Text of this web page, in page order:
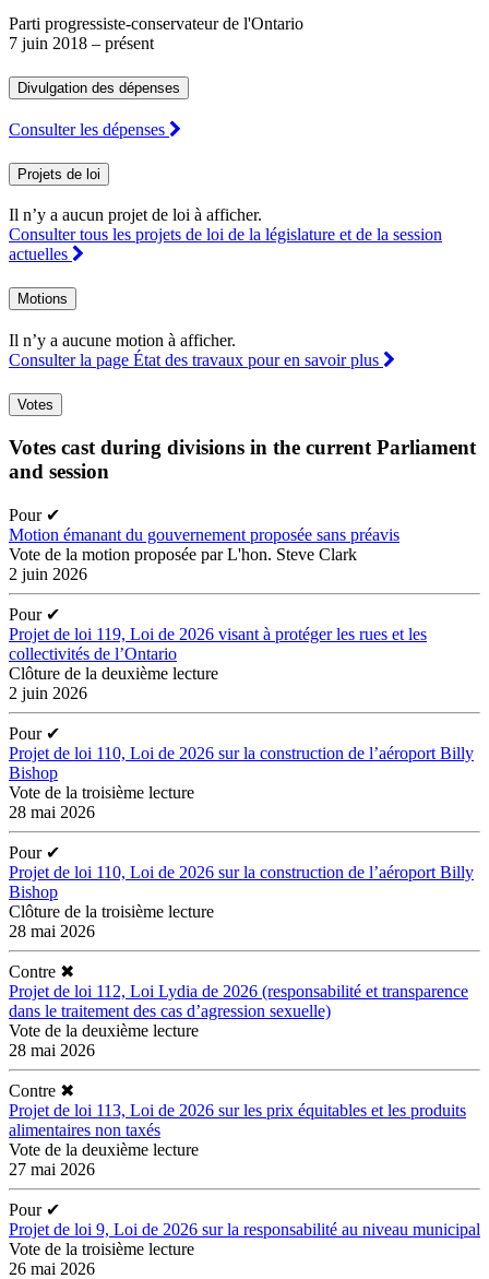
Parti progressiste-conservateur de l'Ontario
7 juin 2018 – présent
Divulgation des dépenses
Consulter les dépenses
Projets de loi
Il n’y a aucun projet de loi à afficher.
Consulter tous les projets de loi de la législature et de la session
actuelles
Motions
Il n’y a aucune motion à afficher.
Consulter la page État des travaux pour en savoir plus
Votes
Votes cast during divisions in the current Parliament
and session
Pour ✔
Motion émanant du gouvernement proposée sans préavis
Vote de la motion proposée par L'hon. Steve Clark
2 juin 2026
Pour ✔
Projet de loi 119, Loi de 2026 visant à protéger les rues et les
collectivités de l’Ontario
Clôture de la deuxième lecture
2 juin 2026
Pour ✔
Projet de loi 110, Loi de 2026 sur la construction de l’aéroport Billy
Bishop
Vote de la troisième lecture
28 mai 2026
Pour ✔
Projet de loi 110, Loi de 2026 sur la construction de l’aéroport Billy
Bishop
Clôture de la troisième lecture
28 mai 2026
Contre ✖
Projet de loi 112, Loi Lydia de 2026 (responsabilité et transparence
dans le traitement des cas d’agression sexuelle)
Vote de la deuxième lecture
28 mai 2026
Contre ✖
Projet de loi 113, Loi de 2026 sur les prix équitables et les produits
alimentaires non taxés
Vote de la deuxième lecture
27 mai 2026
Pour ✔
Projet de loi 9, Loi de 2026 sur la responsabilité au niveau municipal
Vote de la troisième lecture
26 mai 2026